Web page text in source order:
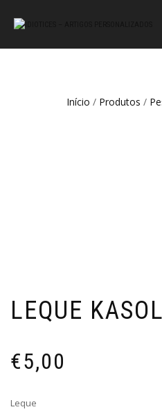
Início / Produtos /
LEQUE KASOL
€5,00
Leque